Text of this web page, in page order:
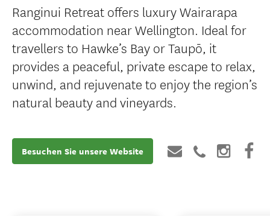
Ranginui Retreat offers luxury Wairarapa
accommodation near Wellington. Ideal for
travellers to Hawke’s Bay or Taupō, it
provides a peaceful, private escape to relax,
unwind, and rejuvenate to enjoy the region’s
natural beauty and vineyards.
Besuchen Sie unsere Website